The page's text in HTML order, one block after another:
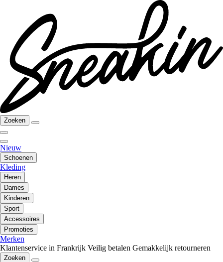
Zoeken
Nieuw
Schoenen
Kleding
Heren
Dames
Kinderen
Sport
Accessoires
Promoties
Merken
Klantenservice in Frankrijk Veilig betalen Gemakkelijk retourneren
Zoeken